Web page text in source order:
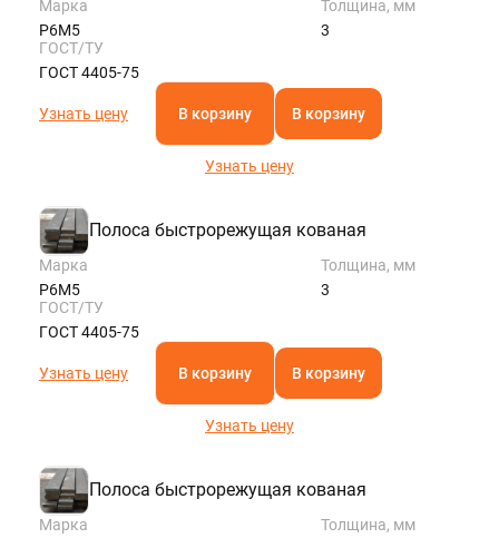
Марка
Р6М5
Толщина, мм
3
ГОСТ/ТУ
ГОСТ 4405-75
Узнать цену В корзину В корзину
Узнать цену
Полоса быстрорежущая кованая
Марка
Р6М5
Толщина, мм
3
ГОСТ/ТУ
ГОСТ 4405-75
Узнать цену В корзину В корзину
Узнать цену
Полоса быстрорежущая кованая
Марка
Толщина, мм